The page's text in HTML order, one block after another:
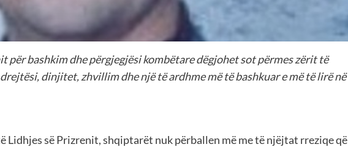
për bashkim dhe përgjegjësi kombëtare dëgjohet sot përmes zërit të
dinjitet, zhvillim dhe një të ardhme më të bashkuar e më të lirë në
Lidhjes së Prizrenit, shqiptarët nuk përballen më me të njëjtat rreziqe që